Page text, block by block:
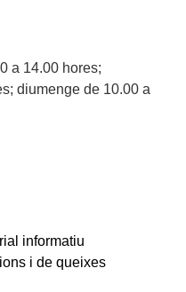
a 14.00 hores;
diumenge de 10.00 a
informatiu
i de queixes